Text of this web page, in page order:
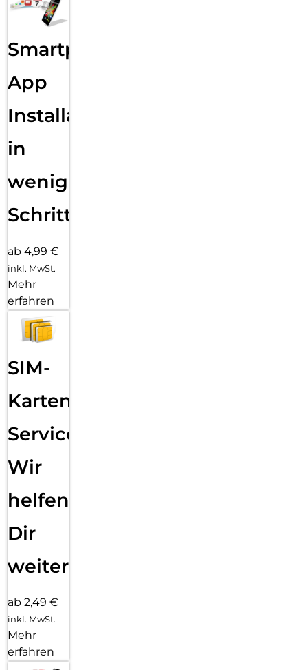
Smartphone
App
Installation
in
wenigen
Schritten
ab 4,99 €
inkl. MwSt.
Mehr
erfahren
SIM-
Karten
Service:
Wir
helfen
Dir
weiter
ab 2,49 €
inkl. MwSt.
Mehr
erfahren